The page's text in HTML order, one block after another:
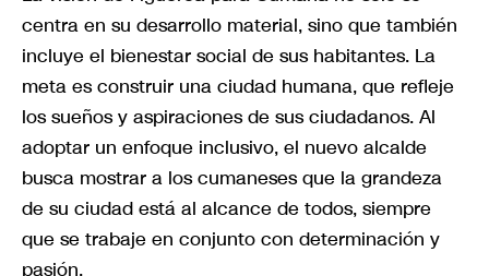
centra en su desarrollo material, sino que también
incluye el bienestar social de sus habitantes. La
meta es construir una ciudad humana, que refleje
los sueños y aspiraciones de sus ciudadanos. Al
adoptar un enfoque inclusivo, el nuevo alcalde
busca mostrar a los cumaneses que la grandeza
de su ciudad está al alcance de todos, siempre
que se trabaje en conjunto con determinación y
pasión.